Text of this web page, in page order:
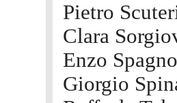
Pietro
Clara
Enzo
Giorgio